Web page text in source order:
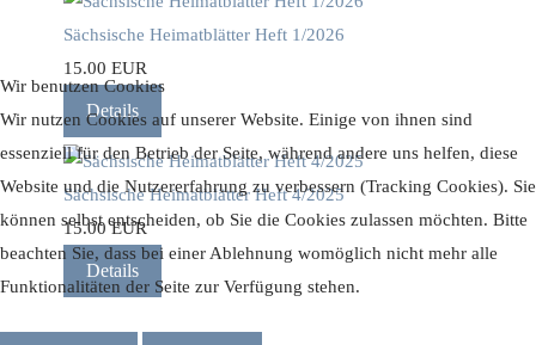
Sächsische Heimatblätter Heft 1/2026
15.00 EUR
Details
Sächsische Heimatblätter Heft 4/2025
15.00 EUR
Details
Wir benutzen Cookies
Wir nutzen Cookies auf unserer Website. Einige von ihnen sind
essenziell für den Betrieb der Seite, während andere uns helfen, diese
Website und die Nutzererfahrung zu verbessern (Tracking Cookies). Sie
können selbst entscheiden, ob Sie die Cookies zulassen möchten. Bitte
beachten Sie, dass bei einer Ablehnung womöglich nicht mehr alle
Funktionalitäten der Seite zur Verfügung stehen.